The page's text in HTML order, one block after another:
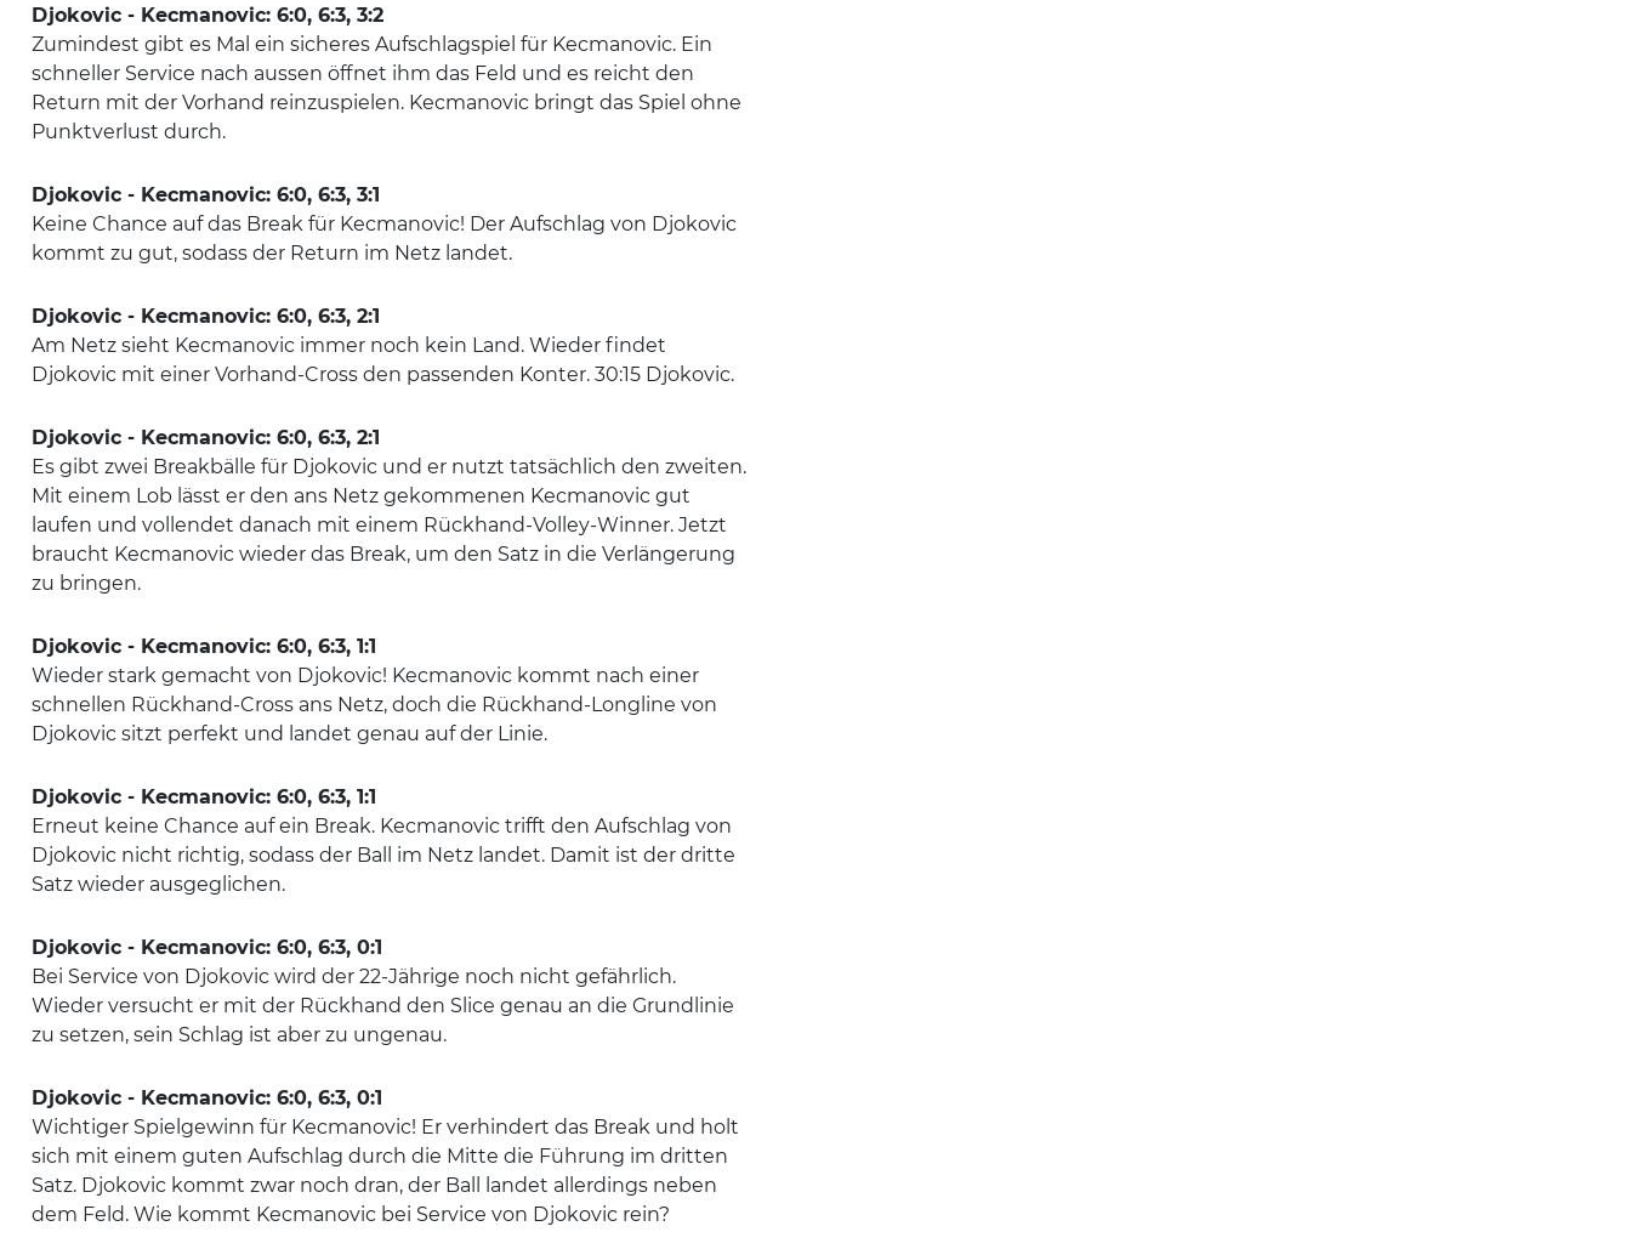
Djokovic - Kecmanovic: 6:0, 6:3, 3:2
Zumindest gibt es Mal ein sicheres Aufschlagspiel für Kecmanovic. Ein
schneller Service nach aussen öffnet ihm das Feld und es reicht den
Return mit der Vorhand reinzuspielen. Kecmanovic bringt das Spiel ohne
Punktverlust durch.
Djokovic - Kecmanovic: 6:0, 6:3, 3:1
Keine Chance auf das Break für Kecmanovic! Der Aufschlag von Djokovic
kommt zu gut, sodass der Return im Netz landet.
Djokovic - Kecmanovic: 6:0, 6:3, 2:1
Am Netz sieht Kecmanovic immer noch kein Land. Wieder findet
Djokovic mit einer Vorhand-Cross den passenden Konter. 30:15 Djokovic.
Djokovic - Kecmanovic: 6:0, 6:3, 2:1
Es gibt zwei Breakbälle für Djokovic und er nutzt tatsächlich den zweiten.
Mit einem Lob lässt er den ans Netz gekommenen Kecmanovic gut
laufen und vollendet danach mit einem Rückhand-Volley-Winner. Jetzt
braucht Kecmanovic wieder das Break, um den Satz in die Verlängerung
zu bringen.
Djokovic - Kecmanovic: 6:0, 6:3, 1:1
Wieder stark gemacht von Djokovic! Kecmanovic kommt nach einer
schnellen Rückhand-Cross ans Netz, doch die Rückhand-Longline von
Djokovic sitzt perfekt und landet genau auf der Linie.
Djokovic - Kecmanovic: 6:0, 6:3, 1:1
Erneut keine Chance auf ein Break. Kecmanovic trifft den Aufschlag von
Djokovic nicht richtig, sodass der Ball im Netz landet. Damit ist der dritte
Satz wieder ausgeglichen.
Djokovic - Kecmanovic: 6:0, 6:3, 0:1
Bei Service von Djokovic wird der 22-Jährige noch nicht gefährlich.
Wieder versucht er mit der Rückhand den Slice genau an die Grundlinie
zu setzen, sein Schlag ist aber zu ungenau.
Djokovic - Kecmanovic: 6:0, 6:3, 0:1
Wichtiger Spielgewinn für Kecmanovic! Er verhindert das Break und holt
sich mit einem guten Aufschlag durch die Mitte die Führung im dritten
Satz. Djokovic kommt zwar noch dran, der Ball landet allerdings neben
dem Feld. Wie kommt Kecmanovic bei Service von Djokovic rein?